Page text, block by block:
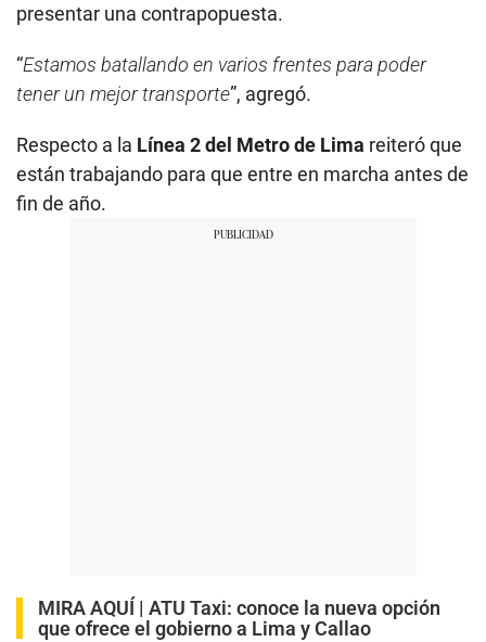
presentar una contrapopuesta.
“Estamos batallando en varios frentes para poder
tener un mejor transporte”, agregó.
Respecto a la Línea 2 del Metro de Lima reiteró que
están trabajando para que entre en marcha antes de
fin de año.
MIRA AQUÍ | ATU Taxi: conoce la nueva opción
que ofrece el gobierno a Lima y Callao